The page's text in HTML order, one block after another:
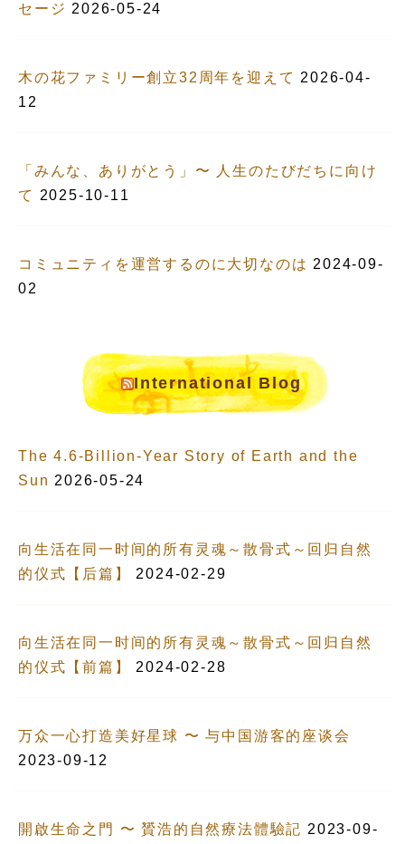
セージ 2026-05-24
木の花ファミリー創立32周年を迎えて 2026-04-
12
「みんな、ありがとう」〜 人生のたびだちに向け
て
2025-10-11
コミュニティを運営するのに大切なのは 2024-09-
02
International Blog
The 4.6-Billion-Year Story of Earth and the
Sun 2026-05-24
向生活在同一时间的所有灵魂～散骨式～回归自然
的仪式【后篇】
2024-02-29
向生活在同一时间的所有灵魂～散骨式～回归自然
的仪式【前篇】
2024-02-28
万众一心打造美好星球 〜 与中国游客的座谈会
2023-09-12
開啟生命之門 〜 贇浩的自然療法體驗記 2023-09-